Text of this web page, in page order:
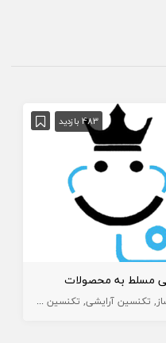
483 بازدید
مسلط به محصولات
تکنسین آرایشی تکنسین دارویی